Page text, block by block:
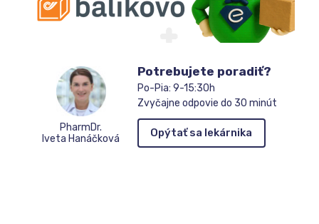
PharmDr.
Iveta Hanáčková
Potrebujete poradiť?
Po-Pia: 9-15:30h
Zvyčajne odpovie do 30 minút
Opýtať sa lekárnika